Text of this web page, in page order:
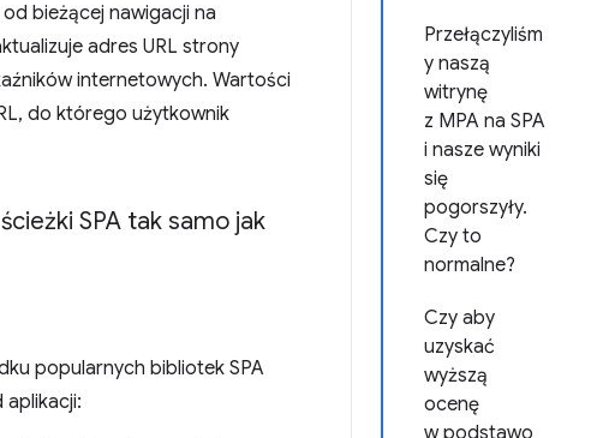
Przełączyliśm
y naszą
witrynę
z MPA na SPA
i nasze wyniki
się
pogorszyły.
Czy to
normalne?
Czy aby
uzyskać
wyższą
ocenę
w podstawo
bieżącej nawigacji na
adres URL strony
internetowych. Wartości
do którego użytkownik
SPA tak samo jak
popularnych bibliotek SPA